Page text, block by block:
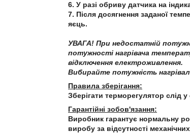
6. У разі обриву датчика на
7. Після досягнення заданої
яєць.
УВАГА! При недостатній
потужності нагрівача
відключення електроживлення.
Вибирайте потужність
Правила зберігання:
Зберігати терморегулятор слід
Гарантійні зобов'язання:
Виробник гарантує нормальну
виробу за відсутності